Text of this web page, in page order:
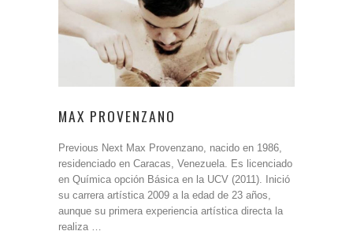
MAX PROVENZANO
Previous Next Max Provenzano, nacido en 1986,
residenciado en Caracas, Venezuela. Es licenciado
en Química opción Básica en la UCV (2011). Inició
su carrera artística 2009 a la edad de 23 años,
aunque su primera experiencia artística directa la
realiza …